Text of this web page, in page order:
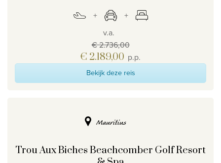
v.a.
€ 2.736,00
€ 2.189,00 p.p.
Bekijk deze reis
Mauritius
Trou Aux Biches Beachcomber Golf Resort